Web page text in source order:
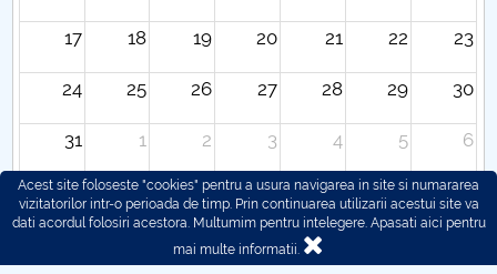
17 18 19 20 21 22 23
24 25 26 27 28 29 30
31 1 2 3 4 5 6
Acest site foloseste "cookies" pentru a usura navigarea in site si numararea
vizitatorilor intr-o perioada de timp. Prin continuarea utilizarii acestui site va
dati acordul folosiri acestora. Multumim pentru intelegere. Apasati aici pentru
mai multe informatii.